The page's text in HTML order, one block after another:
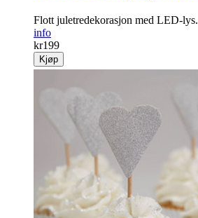
Flott juletre­dekorasjon med LED-lys.
info
kr199
Kjøp